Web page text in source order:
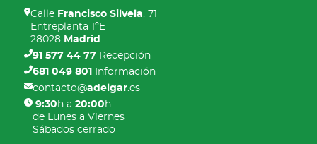
Calle Francisco Silvela, 71
Entreplanta 1ºE
28028 Madrid
91 577 44 77 Recepción
681 049 801
Información
contacto@adelgar.es
9:30 h a20:00 h
de Lunes a Viernes
Sábados cerrado